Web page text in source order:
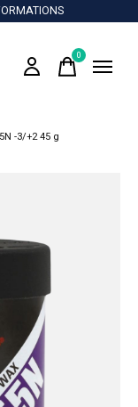
0items
-3/+2 45 g